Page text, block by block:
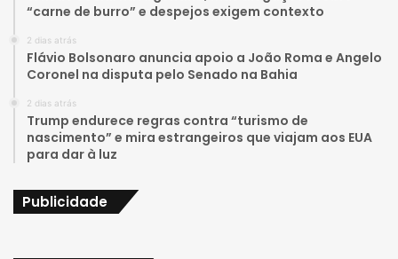
a
“carne de burro” e despejos exigem contexto
2 dias atrás
Flávio Bolsonaro anuncia apoio a João Roma e Angelo
Coronel na disputa pelo Senado na Bahia
2 dias atrás
Trump endurece regras contra “turismo de
nascimento” e mira estrangeiros que viajam aos EUA
para dar à luz
Publicidade